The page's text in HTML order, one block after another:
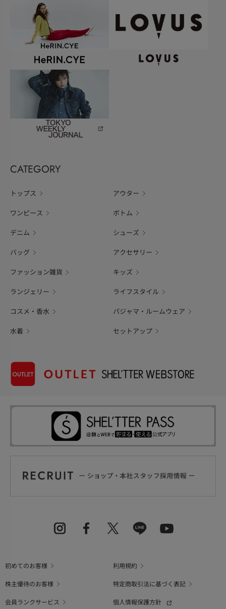
CATEGORY
トップス アウター
ワンピース ボトム
デニム シューズ
バッグ アクセサリー
ファッション雑貨 キッズ
ランジェリー ライフスタイル
コスメ・香水 パジャマ・ルームウェア
水着 セットアップ
初めてのお客様
利用規約
株主優待のお客様
特定商取引法に基づく表記
会員ランクサービス
個人情報保護方針